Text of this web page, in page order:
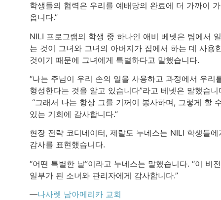
학생들의 협력은 우리를 예배당의 완료에 더 가까이
옵니다.”
NILI 프로그램의 학생 중 하나인 애비 베넷은 팀에서
는 것이 그녀와 그녀의 아버지가 집에서 하는 데 사용
것이기 때문에 그녀에게 특별하다고 말했습니다.
“나는 주님이 우리 손의 일을 사용하고 과정에서 우리
형성한다는 것을 알고 있습니다”라고 베넷은 말했습니
“그래서 나는 항상 그를 기꺼이 봉사하며, 그렇게 할
있는 기회에 감사합니다.”
현장 전략 코디네이터, 제랄도 누네스는 NILI 학생들에
감사를 표현했습니다.
“어떤 특별한 날”이라고 누네스는 말했습니다. “이 비
일부가 된 소녀와 관리자에게 감사합니다.”
—나사렛 남아메리카 교회